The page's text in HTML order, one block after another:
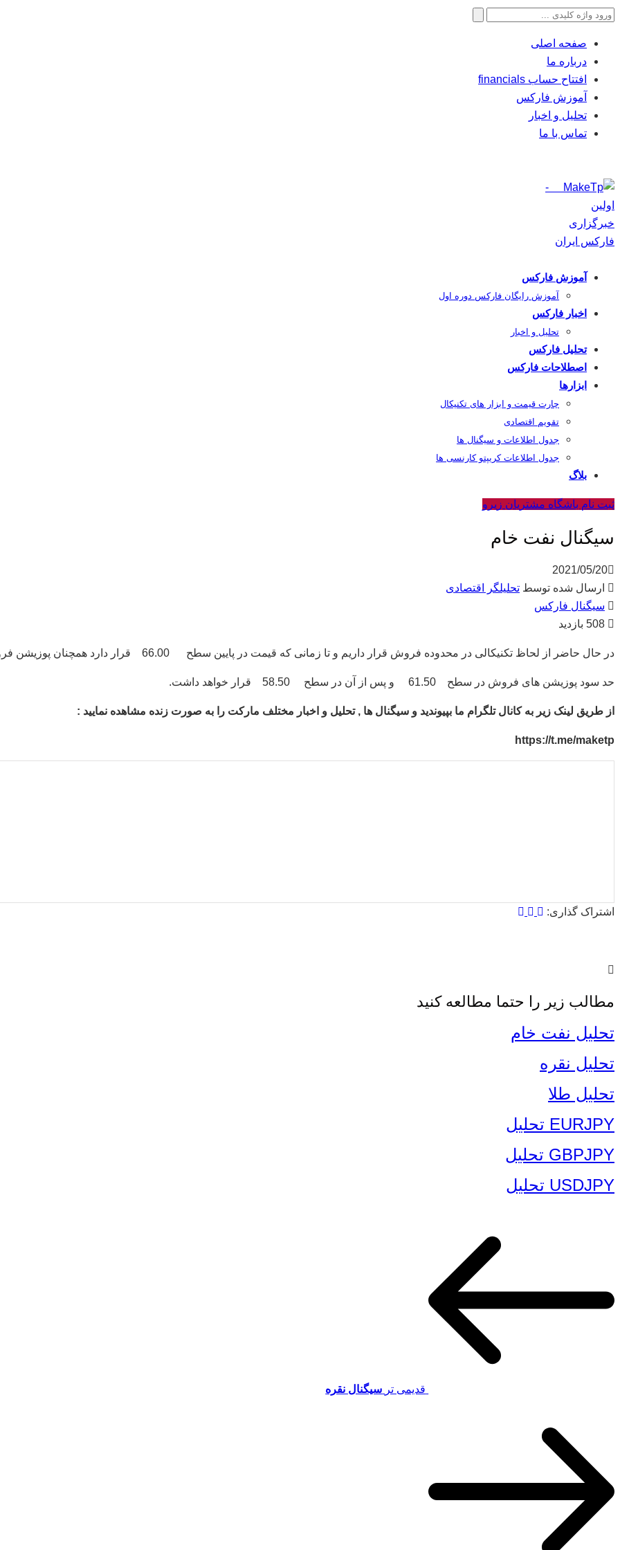
جستجو
صفحه اصلی
درباره ما
افتتاح حساب financials
آموزش فارکس
تحلیل و اخبار
تماس با ما
آموزش فارکس
آموزش رایگان فارکس دوره اول
اخبار فارکس
تحلیل و اخبار
تحلیل فارکس
اصطلاحات فارکس
ابزارها
چارت قیمت و ابزار های تکنیکال
تقویم اقتصادی
جدول اطلاعات و سیگنال ها
جدول اطلاعات کریپتو کارنسی ها
بلاگ
ثبت نام باشگاه مشتریان زیرو
سیگنال نفت خام
2021/05/20
ارسال شده توسط تحلیلگر اقتصادی
سیگنال فارکس
در حال حاضر از لحاظ تکنیکالی در محدوده فروش قرار داریم و تا زمانی که قیمت در پایین سطح 66.00 قرار دارد همچنان پوزیشن فروش پیشنهاد می گردد.
حد سود پوزیشن های فروش در سطح 61.50 و پس از آن در سطح 58.50 قرار خواهد داشت.
از طریق لینک زیر به کانال تلگرام ما بپیوندید و سیگنال ها , تحلیل و اخبار مختلف مارکت را به صورت زنده مشاهده نمایید :
https://t.me/maketp
اشتراک گذاری:
مطالب زیر را حتما مطالعه کنید
تحلیل نفت خام
تحلیل نقره
تحلیل طلا
EURJPY تحلیل
GBPJPY تحلیل
USDJPY تحلیل
قدیمی تر سیگنال نقره